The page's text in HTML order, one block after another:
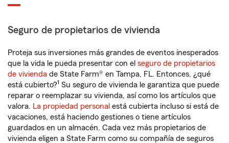
Seguro de propietarios de vivienda
Proteja sus inversiones más grandes de eventos inesperados
que la vida le pueda presentar con el seguro de propietarios
de vivienda de State Farm® en Tampa, FL. Entonces, ¿qué
está cubierto?1 Su seguro de vivienda le garantiza que puede
reparar o reemplazar su vivienda, así como los artículos que
valora. La propiedad personal está cubierta incluso si está de
vacaciones, está haciendo gestiones o tiene artículos
guardados en un almacén. Cada vez más propietarios de
vivienda eligen a State Farm como su compañía de seguros